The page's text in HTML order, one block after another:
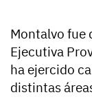
Montalvo fue
Ejecutiva
ha ejercido
distintas